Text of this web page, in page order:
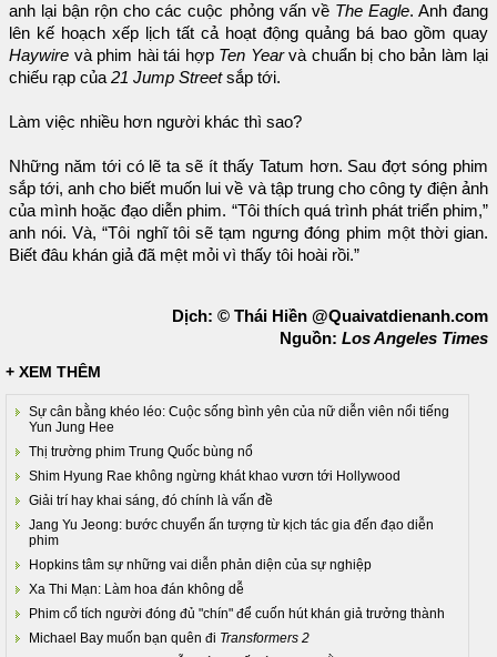
anh lại bận rộn cho các cuộc phỏng vấn về The Eagle. Anh đang
lên kế hoạch xếp lịch tất cả hoạt động quảng bá bao gồm quay
Haywire và phim hài tái hợp Ten Yearvà chuẩn bị cho bản làm lại
chiếu rạp của 21 Jump Streetsắp tới.
Làm việc nhiều hơn người khác thì sao?
Những năm tới có lẽ ta sẽ ít thấy Tatum hơn. Sau đợt sóng phim
sắp tới, anh cho biết muốn lui về và tập trung cho công ty điện ảnh
của mình hoặc đạo diễn phim. “Tôi thích quá trình phát triển phim,”
anh nói. Và, “Tôi nghĩ tôi sẽ tạm ngưng đóng phim một thời gian.
Biết đâu khán giả đã mệt mỏi vì thấy tôi hoài rồi.”
Dịch: © Thái Hiền @Quaivatdienanh.com
Nguồn: Los Angeles Times
+ XEM THÊM
Sự cân bằng khéo léo: Cuộc sống bình yên của nữ diễn viên nổi tiếng
Yun Jung Hee
Thị trường phim Trung Quốc bùng nổ
Shim Hyung Rae không ngừng khát khao vươn tới Hollywood
Giải trí hay khai sáng, đó chính là vấn đề
Jang Yu Jeong: bước chuyển ấn tượng từ kịch tác gia đến đạo diễn
phim
Hopkins tâm sự những vai diễn phản diện của sự nghiệp
Xa Thi Mạn: Làm hoa đán không dễ
Phim cổ tích người đóng đủ "chín" để cuốn hút khán giả trưởng thành
Michael Bay muốn bạn quên đi Transformers 2